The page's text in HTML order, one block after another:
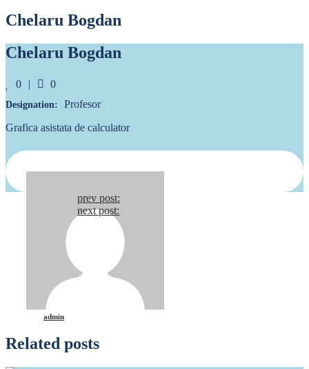
Chelaru Bogdan
Chelaru Bogdan
Likes
0 Comments
0
Designation:
Profesor
Grafica asistata de calculator
admin
prev post:
next post:
Related posts